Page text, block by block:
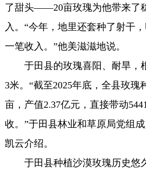
了甜头——20亩玫瑰为他带来了
入。“今年，地里还套种了射干
一笔收入。”他美滋滋地说。
于田县的玫瑰喜阳、耐旱，
3米。“截至2025年底，全县玫瑰
亩，产值2.37亿元，直接带动
收。”于田县林业和草原局党组
凯云介绍。
于田县种植沙漠玫瑰历史悠